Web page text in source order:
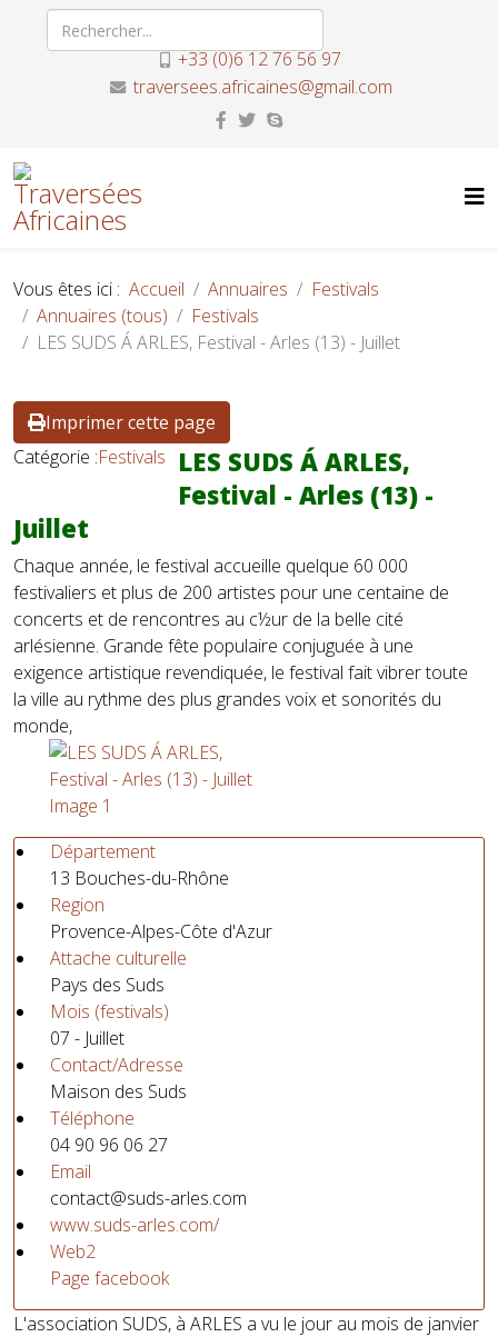
+33 (0)6 12 76 56 97
traversees.africaines@gmail.com
Vous êtes ici : Accueil Annuaires
Festivals
Annuaires (tous)
Festivals
LES SUDS Á ARLES, Festival - Arles (13) - Juillet
Imprimer cette page
Catégorie :Festivals
LES SUDS Á ARLES,
Festival - Arles (13) -
Juillet
Chaque année, le festival accueille quelque 60 000
festivaliers et plus de 200 artistes pour une centaine de
concerts et de rencontres au c½ur de la belle cité
arlésienne. Grande fête populaire conjuguée à une
exigence artistique revendiquée, le festival fait vibrer toute
la ville au rythme des plus grandes voix et sonorités du
monde,
Département
13 Bouches-du-Rhône
Region
Provence-Alpes-Côte d'Azur
Attache culturelle
Pays des Suds
Mois (festivals)
07 - Juillet
Contact/Adresse
Maison des Suds
Téléphone
04 90 96 06 27
Email
contact@suds-arles.com
www.suds-arles.com/
Web2
Page facebook
L'association SUDS, à ARLES a vu le jour au mois de janvier